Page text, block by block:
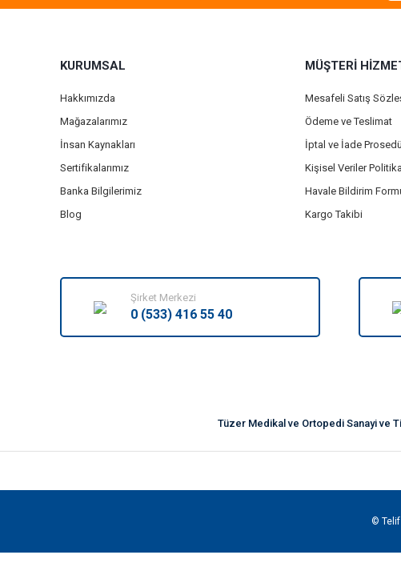
KURUMSAL
Hakkımızda
Mağazalarımız
İnsan Kaynakları
Sertifikalarımız
Banka Bilgilerimiz
Blog
MÜŞTERİ
Mesafeli Satış
Ödeme ve Teslimat
İptal ve İade
Kişisel Veriler
Havale Bildirim
Kargo Takibi
Şirket Merkezi
0 (533) 416 55 40
Tüzer Medikal ve Ortopedi Sanayi ve
© Telif